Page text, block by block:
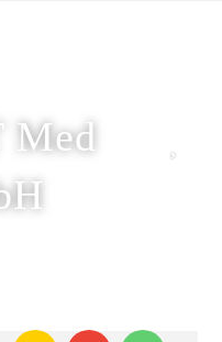
Med